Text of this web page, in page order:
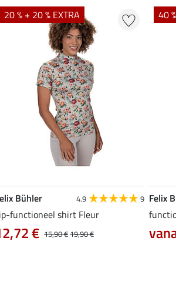
20 % + 20 % EXTRA
Bühler 4.9 9
functioneel shirt Fleur
15,90 €19,90 €
€
40 %
Felix